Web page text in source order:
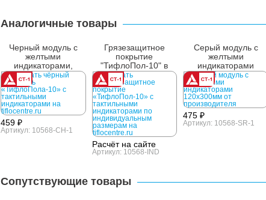
Размер (ВxШxГ):
132x320x320 мм
Кол-во изделий в
упаковке:
10 компл.
Аналогичные товары
Черный модуль с
желтыми
индикаторами,
120x300 мм
459 ₽
Артикул: 10568-CH-1
Грязезащитное
покрытие
"ТифлоПол-10" в
сборе, инд
Расчёт на сайте
Артикул: 10568-IND
Серый модуль с
желтыми
индикаторами
120x300 мм
475 ₽
Артикул: 10568-SR-1
Сопутствующие товары